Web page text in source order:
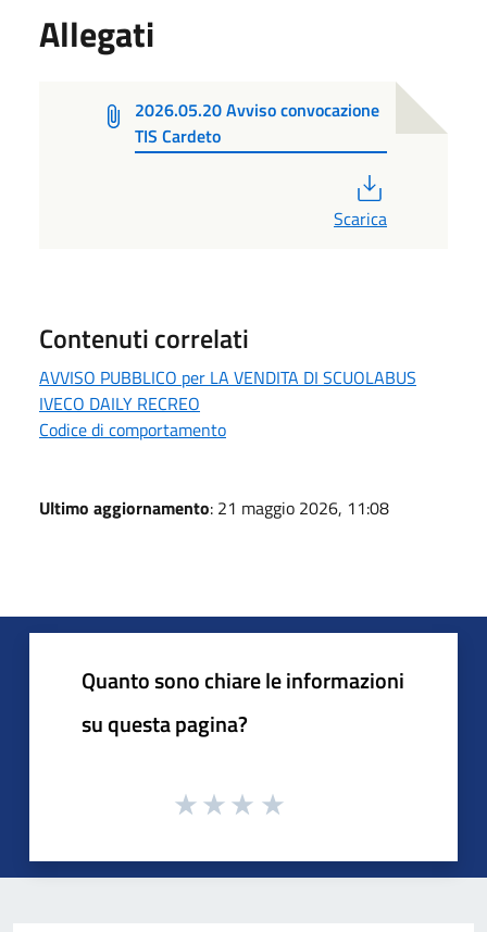
Allegati
2026.05.20 Avviso convocazione
TIS Cardeto
Scarica
Contenuti correlati
AVVISO PUBBLICO per LA VENDITA DI SCUOLABUS
IVECO DAILY RECREO
Codice di comportamento
Ultimo aggiornamento: 21 maggio 2026, 11:08
Quanto sono chiare le informazioni
su questa pagina?